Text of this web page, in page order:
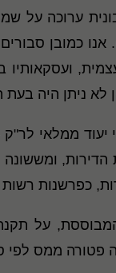
ערוכה על
מע"מ). אנו כמובן
לא ניתן היה
יעוד ממלאי
הדירות,
רשות המע"מ,
31(1) לחוק, ובלבד